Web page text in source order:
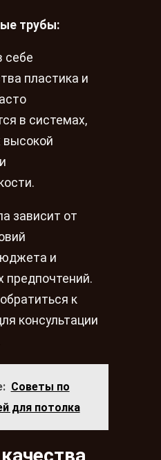
трубы:
себе
пластика и
в системах,
зависит от
и
предпочтений.
к
консультации
Советы по
для потолка